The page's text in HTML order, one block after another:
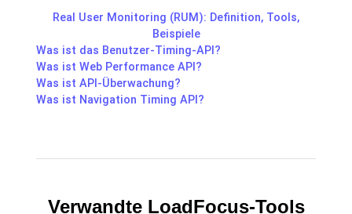
Real User Monitoring (RUM): Definition, Tools,
Beispiele
Was ist das Benutzer-Timing-API?
Was ist Web Performance API?
Was ist API-Überwachung?
Was ist Navigation Timing API?
Verwandte LoadFocus-Tools